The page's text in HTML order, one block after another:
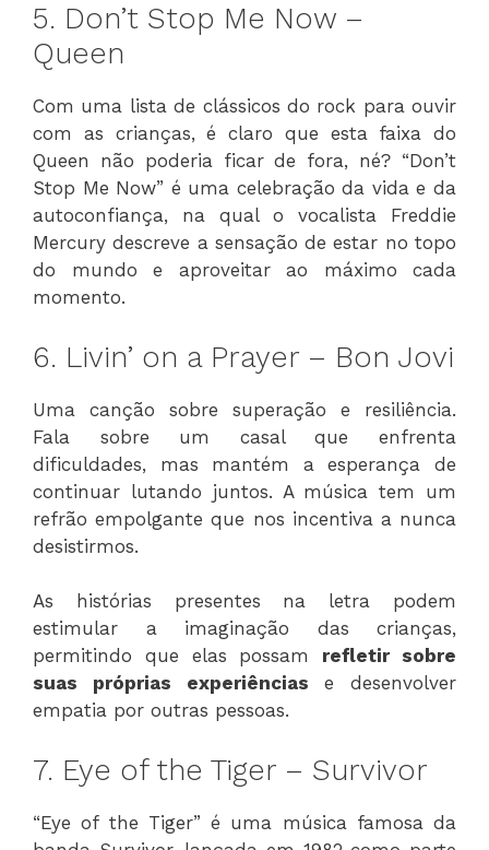
5. Don’t Stop Me Now –
Queen
Com uma lista de clássicos do rock para ouvir
com as crianças, é claro que esta faixa do
Queen não poderia ficar de fora, né? “Don’t
Stop Me Now” é uma celebração da vida e da
autoconfiança, na qual o vocalista Freddie
Mercury descreve a sensação de estar no topo
do mundo e aproveitar ao máximo cada
momento.
6. Livin’ on a Prayer – Bon Jovi
Uma canção sobre superação e resiliência.
Fala sobre um casal que enfrenta
dificuldades, mas mantém a esperança de
continuar lutando juntos. A música tem um
refrão empolgante que nos incentiva a nunca
desistirmos.
As histórias presentes na letra podem
estimular a imaginação das crianças,
permitindo que elas possam refletir sobre
suas próprias experiências e desenvolver
empatia por outras pessoas.
7. Eye of the Tiger – Survivor
“Eye of the Tiger” é uma música famosa da